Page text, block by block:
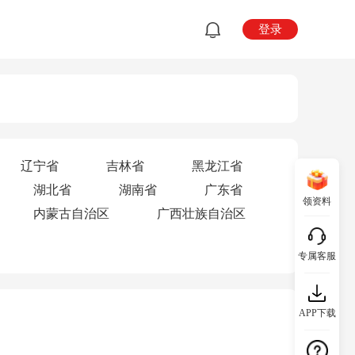
登录
领资料
专属客服
APP下载
辽宁省 吉林省
黑龙江省
湖北省
湖南省
广东省
内蒙古自治区
广西壮族自治区